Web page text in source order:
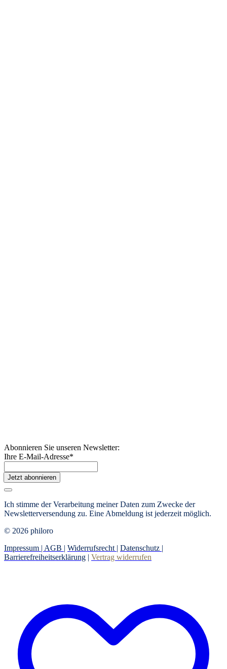
Abonnieren Sie unseren Newsletter:
Ihre E-Mail-Adresse*
Jetzt abonnieren
Ich stimme der Verarbeitung meiner Daten zum Zwecke der
Newsletterversendung zu. Eine Abmeldung ist jederzeit möglich.
© 2026 philoro
Impressum | AGB | Widerrufsrecht | Datenschutz |
Barrierefreiheitserklärung | Vertrag widerrufen